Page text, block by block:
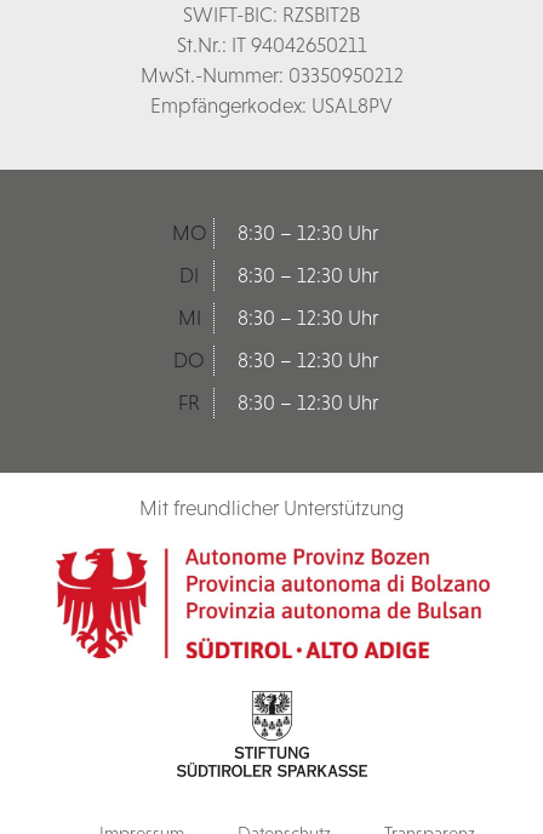
SWIFT-BIC: RZSBIT2B
St.Nr.: IT 94042650211
MwSt.-Nummer: 03350950212
Empfängerkodex: USAL8PV
MO
8:30 – 12:30 Uhr
DI
8:30 – 12:30 Uhr
MI
8:30 – 12:30 Uhr
DO
8:30 – 12:30 Uhr
FR
8:30 – 12:30 Uhr
Mit freundlicher Unterstützung